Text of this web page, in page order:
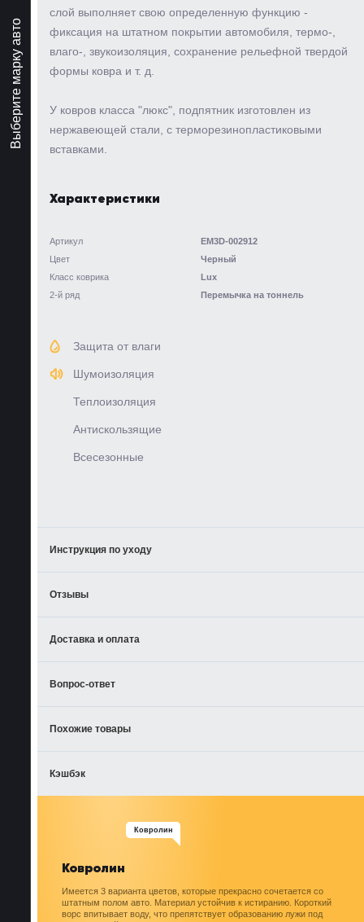
Выберите марку авто
слой выполняет свою определенную функцию -
фиксация на штатном покрытии автомобиля, термо-,
влаго-, звукоизоляция, сохранение рельефной твердой
формы ковра и т. д.
У ковров класса "люкс", подпятник изготовлен из
нержавеющей стали, с терморезинопластиковыми
вставками.
Характеристики
Артикул
EM3D-002912
Цвет
Черный
Класс коврика
Lux
2-й ряд
Перемычка на тоннель
Защита от влаги
Шумоизоляция
Теплоизоляция
Антискользящие
Всесезонные
Инструкция по уходу
Отзывы
Доставка и оплата
Вопрос-ответ
Похожие товары
Кэшбэк
Ковролин
Имеется 3 варианта цветов, которые прекрасно сочетается со
штатным полом авто. Материал устойчив к истиранию. Короткий
ворс впитывает воду, что препятствует образованию лужи под
Ковролин